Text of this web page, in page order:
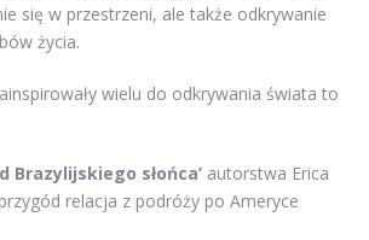
się w przestrzeni, ale także odkrywanie
życia.
wielu do odkrywania świata to
Brazylijskiego słońca’ autorstwa Erica
relacja z podróży po Ameryce